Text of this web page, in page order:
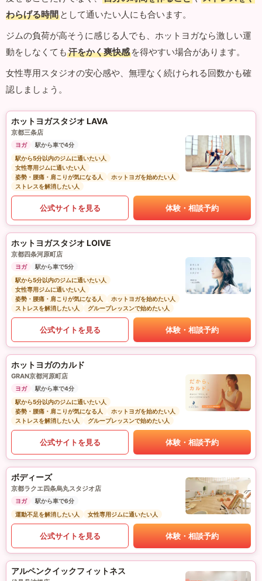
わらげる時間 として通いたい人にも合います。
ジムの負荷が高そうに感じる人でも、ホットヨガなら激しい運
動をしなくても 汗をかく爽快感 を得やすい場合があります。
女性専用スタジオの安心感や、無理なく続けられる回数かも確
認しましょう。
ホットヨガスタジオ LAVA
京都三条店
ヨガ
駅から車で4分
駅から5分以内のジムに通いたい人
女性専用ジムに通いたい人
姿勢・腰痛・肩こりが気になる人
ホットヨガを始めたい人
ストレスを解消したい人
公式サイトを見る 体験・相談予約
ホットヨガスタジオ LOIVE
京都四条河原町店
ヨガ
駅から車で5分
駅から5分以内のジムに通いたい人
女性専用ジムに通いたい人
姿勢・腰痛・肩こりが気になる人
ホットヨガを始めたい人
ストレスを解消したい人
グループレッスンで始めたい人
公式サイトを見る 体験・相談予約
ホットヨガのカルド
GRAN京都河原町店
ヨガ
駅から車で4分
駅から5分以内のジムに通いたい人
姿勢・腰痛・肩こりが気になる人
ホットヨガを始めたい人
ストレスを解消したい人
グループレッスンで始めたい人
公式サイトを見る 体験・相談予約
ボディーズ
京都ラクエ四条烏丸スタジオ店
ヨガ
駅から車で6分
運動不足を解消したい人
女性専用ジムに通いたい人
公式サイトを見る 体験・相談予約
アルペンクイックフィットネス